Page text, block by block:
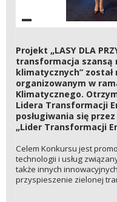
Projekt „LASY DLA
transformacja szansą
klimatycznych”
organizowanym w
Klimatycznego.
Lidera Transformacji
posługiwania się
„Lider Transformacji
Celem Konkursu jest
technologii i usług
także innych
przyspieszenie zielonej